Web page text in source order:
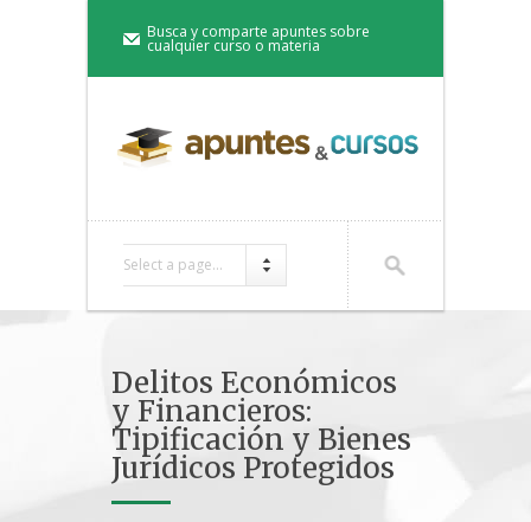
Busca y comparte apuntes sobre
cualquier curso o materia
Select a page...
Delitos Económicos
y Financieros:
Tipificación y Bienes
Jurídicos Protegidos